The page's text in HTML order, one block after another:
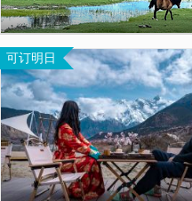
可订明日